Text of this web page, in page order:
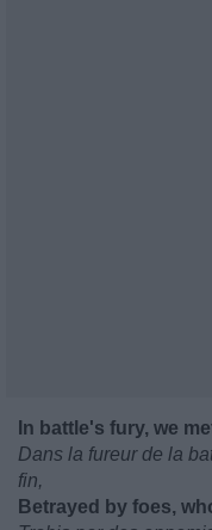
In battle's fury, we
Dans la fureur de la
fin,
Betrayed by foes,